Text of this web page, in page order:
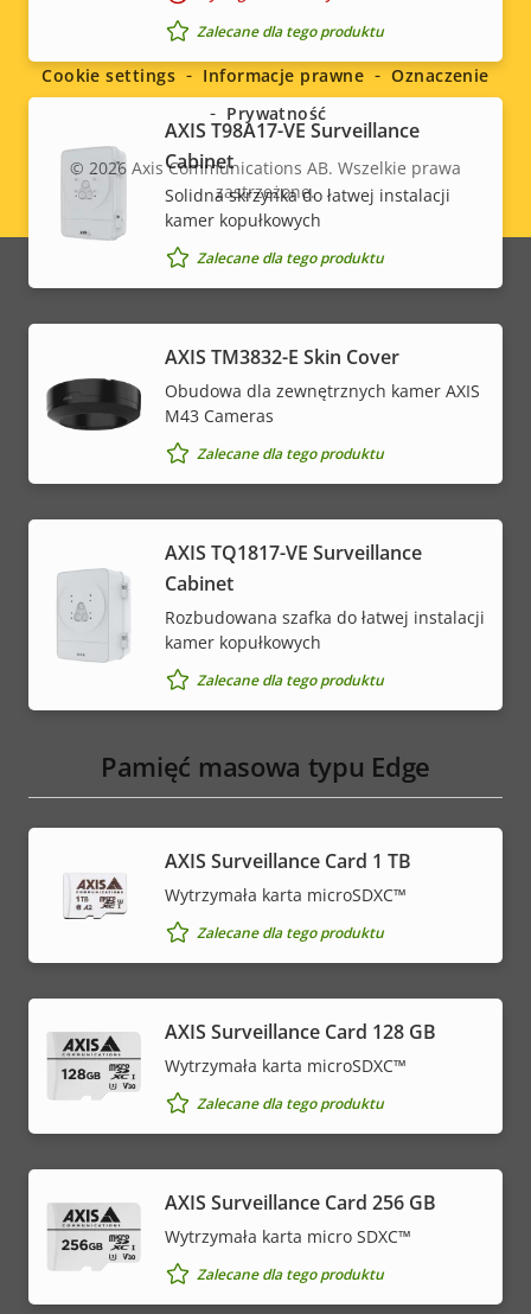
Zalecane dla tego produktu
AXIS T98A17-VE Surveillance
Cabinet
Solidna skrzynka do łatwej instalacji
kamer kopułkowych
Zalecane dla tego produktu
AXIS TM3832-E Skin Cover
Obudowa dla zewnętrznych kamer AXIS
M43 Cameras
Zalecane dla tego produktu
AXIS TQ1817-VE Surveillance
Cabinet
Rozbudowana szafka do łatwej instalacji
kamer kopułkowych
Zalecane dla tego produktu
Pamięć masowa typu Edge
AXIS Surveillance Card 1 TB
Wytrzymała karta microSDXC™
Zalecane dla tego produktu
AXIS Surveillance Card 128 GB
Wytrzymała karta microSDXC™
Zalecane dla tego produktu
AXIS Surveillance Card 256 GB
Wytrzymała karta micro SDXC™
Zalecane dla tego produktu
Social
menu
Legal
© 2026 Axis Communications AB. Wszelkie prawa
zastrzeżone.
Cookie settings Informacje prawne
Oznaczenie
Prywatność